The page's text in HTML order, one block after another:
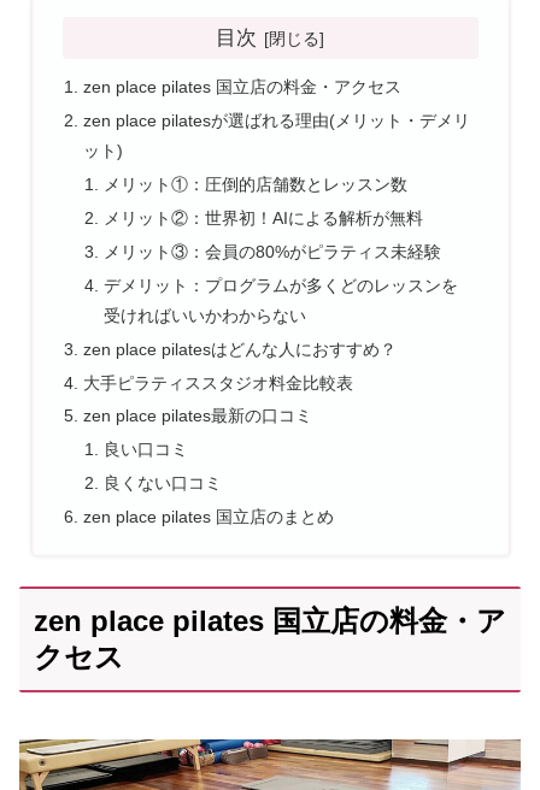
目次
zen place pilates 国立店の料金・アクセス
zen place pilatesが選ばれる理由(メリット・デメリ
ット)
メリット①：圧倒的店舗数とレッスン数
メリット②：世界初！AIによる解析が無料
メリット③：会員の80%がピラティス未経験
デメリット：プログラムが多くどのレッスンを
受ければいいかわからない
zen place pilatesはどんな人におすすめ？
大手ピラティススタジオ料金比較表
zen place pilates最新の口コミ
良い口コミ
良くない口コミ
zen place pilates 国立店のまとめ
zen place pilates 国立店の料金・ア
クセス